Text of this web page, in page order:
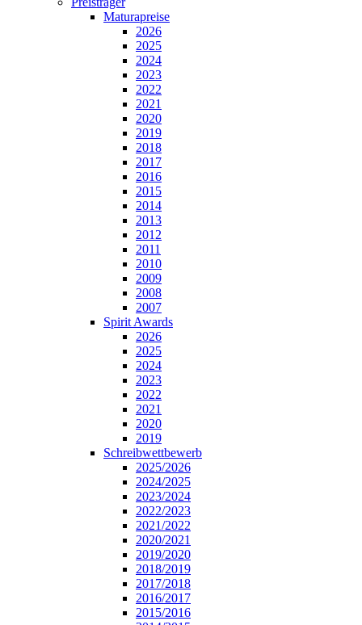
Maturapreise
2026
2025
2024
2023
2022
2021
2020
2019
2018
2017
2016
2015
2014
2013
2012
2011
2010
2009
2008
2007
Spirit Awards
2026
2025
2024
2023
2022
2021
2020
2019
Schreibwettbewerb
2025/2026
2024/2025
2023/2024
2022/2023
2021/2022
2020/2021
2019/2020
2018/2019
2017/2018
2016/2017
2015/2016